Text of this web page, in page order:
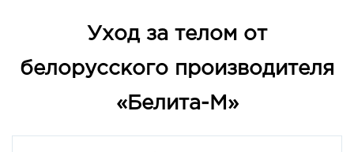
Уход за телом от
белорусского производителя
«Белита-М»